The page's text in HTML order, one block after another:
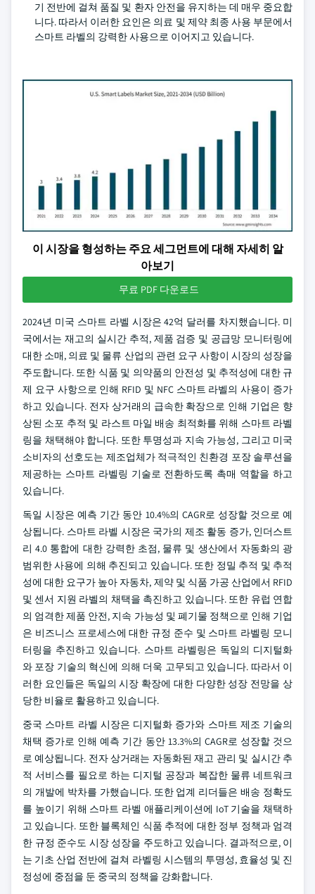
기 전반에 걸쳐 품질 및 환자 안전을 유지하는 데 매우 중요합
니다. 따라서 이러한 요인은 의료 및 제약 최종 사용 부문에서
스마트 라벨의 강력한 사용으로 이어지고 있습니다.
이 시장을 형성하는 주요 세그먼트에 대해 자세히 알
아보기
무료 PDF 다운로드
2024년 미국 스마트 라벨 시장은 42억 달러를 차지했습니다. 미
국에서는 재고의 실시간 추적, 제품 검증 및 공급망 모니터링에
대한 소매, 의료 및 물류 산업의 관련 요구 사항이 시장의 성장을
주도합니다. 또한 식품 및 의약품의 안전성 및 추적성에 대한 규
제 요구 사항으로 인해 RFID 및 NFC 스마트 라벨의 사용이 증가
하고 있습니다. 전자 상거래의 급속한 확장으로 인해 기업은 향
상된 소포 추적 및 라스트 마일 배송 최적화를 위해 스마트 라벨
링을 채택해야 합니다. 또한 투명성과 지속 가능성, 그리고 미국
소비자의 선호도는 제조업체가 적극적인 친환경 포장 솔루션을
제공하는 스마트 라벨링 기술로 전환하도록 촉매 역할을 하고
있습니다.
독일 시장은 예측 기간 동안 10.4%의 CAGR로 성장할 것으로 예
상됩니다. 스마트 라벨 시장은 국가의 제조 활동 증가, 인더스트
리 4.0 통합에 대한 강력한 초점, 물류 및 생산에서 자동화의 광
범위한 사용에 의해 추진되고 있습니다. 또한 정밀 추적 및 추적
성에 대한 요구가 높아 자동차, 제약 및 식품 가공 산업에서 RFID
및 센서 지원 라벨의 채택을 촉진하고 있습니다. 또한 유럽 연합
의 엄격한 제품 안전, 지속 가능성 및 폐기물 정책으로 인해 기업
은 비즈니스 프로세스에 대한 규정 준수 및 스마트 라벨링 모니
터링을 추진하고 있습니다. 스마트 라벨링은 독일의 디지털화
와 포장 기술의 혁신에 의해 더욱 고무되고 있습니다. 따라서 이
러한 요인들은 독일의 시장 확장에 대한 다양한 성장 전망을 상
당한 비율로 활용하고 있습니다.
중국 스마트 라벨 시장은 디지털화 증가와 스마트 제조 기술의
채택 증가로 인해 예측 기간 동안 13.3%의 CAGR로 성장할 것으
로 예상됩니다. 전자 상거래는 자동화된 재고 관리 및 실시간 추
적 서비스를 필요로 하는 디지털 공장과 복잡한 물류 네트워크
의 개발에 박차를 가했습니다. 또한 업계 리더들은 배송 정확도
를 높이기 위해 스마트 라벨 애플리케이션에 IoT 기술을 채택하
고 있습니다. 또한 블록체인 식품 추적에 대한 정부 정책과 엄격
한 규정 준수도 시장 성장을 주도하고 있습니다. 결과적으로, 이
는 기초 산업 전반에 걸쳐 라벨링 시스템의 투명성, 효율성 및 진
정성에 중점을 둔 중국의 정책을 강화합니다.